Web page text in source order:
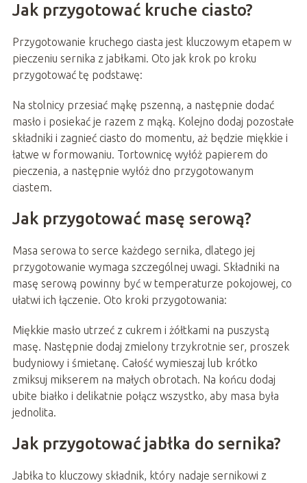
Jak przygotować kruche ciasto?
Przygotowanie kruchego ciasta jest kluczowym etapem w
pieczeniu sernika z jabłkami. Oto jak krok po kroku
przygotować tę podstawę:
Na stolnicy przesiać mąkę pszenną, a następnie dodać
masło i posiekać je razem z mąką. Kolejno dodaj pozostałe
składniki i zagnieć ciasto do momentu, aż będzie miękkie i
łatwe w formowaniu. Tortownicę wyłóż papierem do
pieczenia, a następnie wyłóż dno przygotowanym
ciastem.
Jak przygotować masę serową?
Masa serowa to serce każdego sernika, dlatego jej
przygotowanie wymaga szczególnej uwagi. Składniki na
masę serową powinny być w temperaturze pokojowej, co
ułatwi ich łączenie. Oto kroki przygotowania:
Miękkie masło utrzeć z cukrem i żółtkami na puszystą
masę. Następnie dodaj zmielony trzykrotnie ser, proszek
budyniowy i śmietanę. Całość wymieszaj lub krótko
zmiksuj mikserem na małych obrotach. Na końcu dodaj
ubite białko i delikatnie połącz wszystko, aby masa była
jednolita.
Jak przygotować jabłka do sernika?
Jabłka to kluczowy składnik, który nadaje sernikowi z